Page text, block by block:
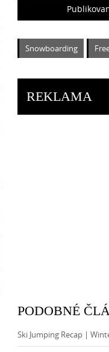
Snowboarding
REKLAMA
PODOBNÉ
Ski Jumping Recap |